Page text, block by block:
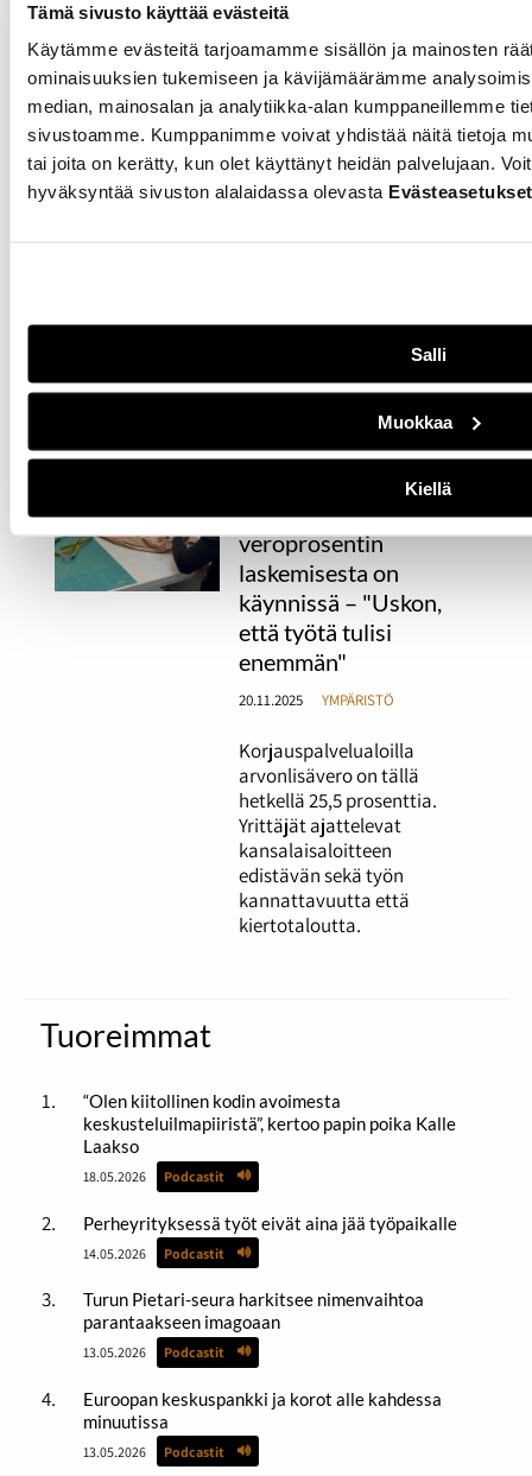
Tämä sivusto käyttää evästeitä
Käytämme evästeitä tarjoamamme sisällön ja mainosten
ominaisuuksien tukemiseen ja kävijämäärämme
median, mainosalan ja analytiikka-alan kumppaneillemme
sivustoamme. Kumppanimme voivat yhdistää näitä tietoja
tai joita on kerätty, kun olet käyttänyt heidän palvelujaan.
hyväksyntää sivuston alalaidassa olevasta Evästeasetukset
Salli
Muokkaa
Kiellä
taide osana
maailmanlaajuista
ilmastoprojektia
20.11.2025 YMPÄRISTÖ
Turun kaupunki on mukana
maailmanlaajuisessa Youth
pääkirjastossa projektiin
tehtyä taideteosta.
korjauspalveluiden
veroprosentin
laskemisesta on
käynnissä – "Uskon,
että työtä tulisi
enemmän"
20.11.2025 YMPÄRISTÖ
Korjauspalvelualoilla
arvonlisävero on tällä
hetkellä 25,5 prosenttia.
Yrittäjät ajattelevat
kansalaisaloitteen
edistävän sekä työn
kannattavuutta että
kiertotaloutta.
Tuoreimmat
“Olen kiitollinen kodin avoimesta
keskusteluilmapiiristä”, kertoo papin poika Kalle
Laakso
18.05.2026 Podcastit
Perheyrityksessä työt eivät aina jää työpaikalle
14.05.2026 Podcastit
Turun Pietari-seura harkitsee nimenvaihtoa
parantaakseen imagoaan
13.05.2026 Podcastit
Euroopan keskuspankki ja korot alle kahdessa
minuutissa
13.05.2026 Podcastit